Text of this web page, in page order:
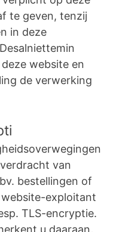
te geven, tenzij
in deze
website en
de verwerking
van
bestellingen of
website-exploitant
TLS-encryptie.
u daaraan,